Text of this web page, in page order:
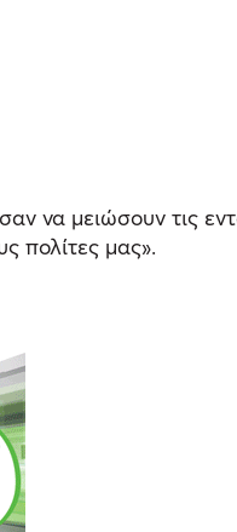
να μειώσουν τις
πολίτες μας».